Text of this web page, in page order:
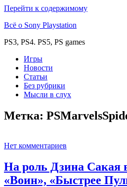
Перейти к содержимому
Всё о Sony Playstation
PS3, PS4. PS5, PS games
Игры
Новости
Статьи
Без рубрики
Мысли в слух
Метка:
Нет комментариев
На роль Дзина Сакая
«Воин», «Быстрее